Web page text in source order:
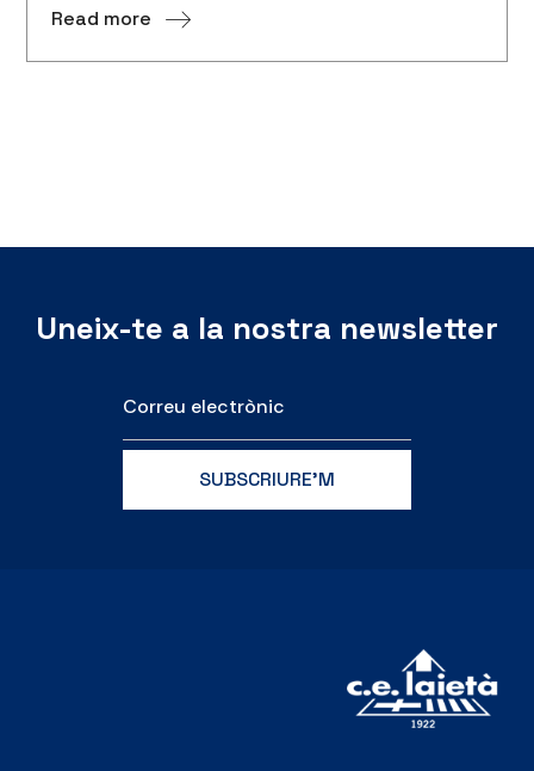
Read more
Uneix-te a la nostra newsletter